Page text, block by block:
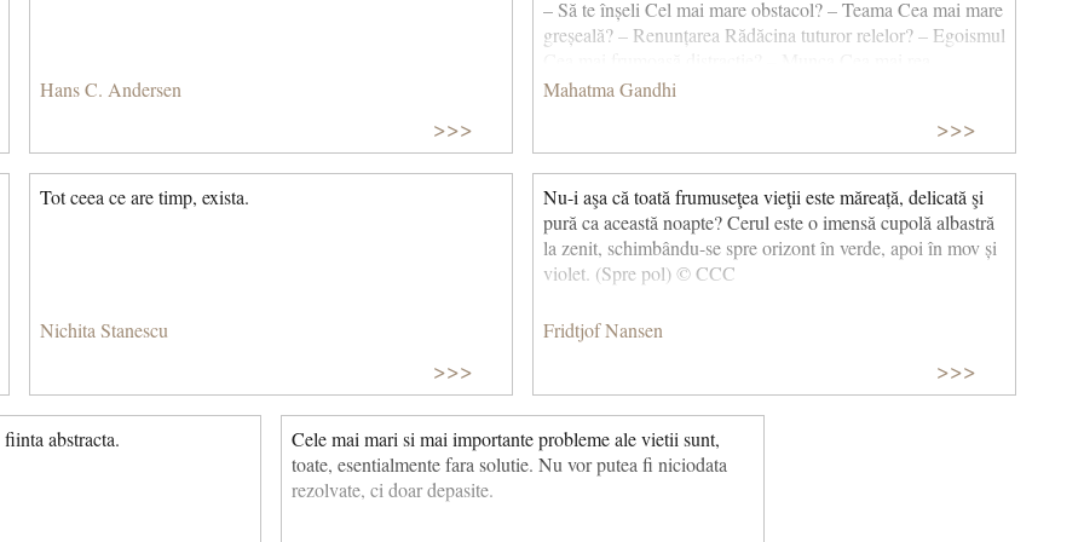
Hans C. Andersen
>>>
– Să te înșeli Cel mai mare obstacol? – Teama Cea mai mare
greșeală? – Renunțarea Rădăcina tuturor relelor? – Egoismul
înfrângere? – Descurajarea Cei mai buni profesori? – Copiii
fericit? – Să fii util altora Cel mai mare mister? – Moartea
Cel mai rău defect? – Schimbările de dispoziție Cea mai
periculoasă persoană? – Mincinosul Sentimentul cel mai
nefast? – Invidia Cel mai frumos cadou? – Iertarea Ce este
esențial? – O casă Cea mai rapidă cale? – Linia dreaptă Cel
mai puternic sentiment? – Pacea interioară Protecția cea mai
bună? – Optimismul Cea mai mare satisfacție? – Creația Cea
– Părinții Cel mai frumos lucru din viață? – Iubirea Cel mai
Mahatma Gandhi
>>>
Tot ceea ce are timp, exista.
Nichita Stanescu
>>>
Nu-i aşa că toată frumuseţea vieţii este măreață, delicată şi
pură ca această noapte? Cerul este o imensă cupolă albastră
la zenit, schimbându-se spre orizont în verde, apoi în mov și
violet. (Spre pol) © CCC
Fridtjof Nansen
>>>
abstracta.
Cele mai mari si mai importante probleme ale vietii sunt,
toate, esentialmente fara solutie. Nu vor putea fi niciodata
rezolvate, ci doar depasite.